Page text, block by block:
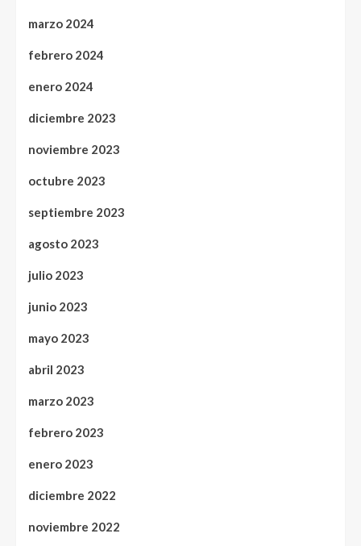
marzo 2024
febrero 2024
enero 2024
diciembre 2023
noviembre 2023
octubre 2023
septiembre 2023
agosto 2023
julio 2023
junio 2023
mayo 2023
abril 2023
marzo 2023
febrero 2023
enero 2023
diciembre 2022
noviembre 2022